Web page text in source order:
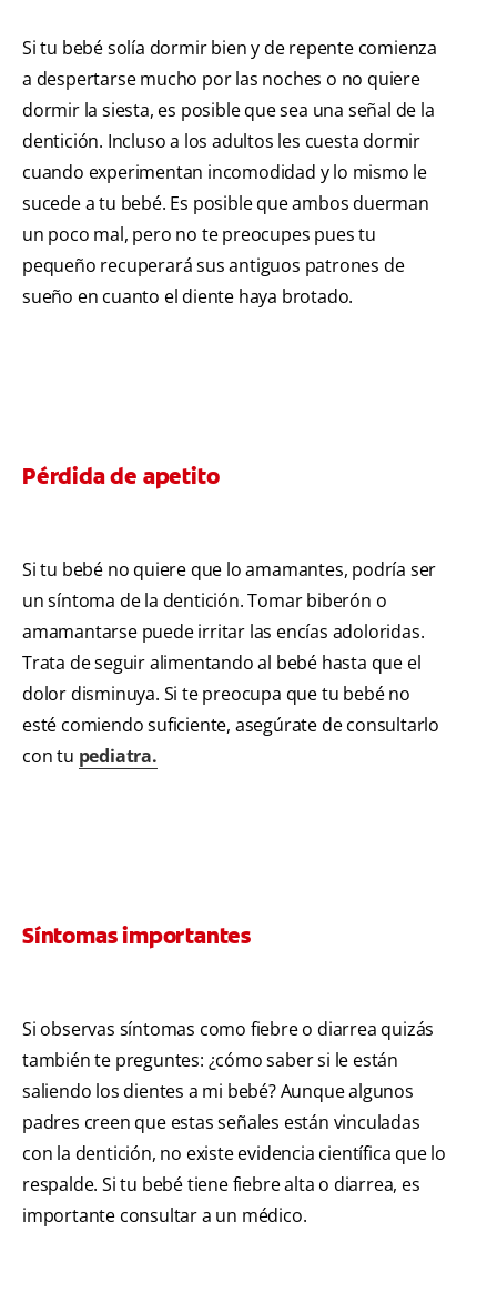
Si tu bebé solía dormir bien y de repente comienza
a despertarse mucho por las noches o no quiere
dormir la siesta, es posible que sea una señal de la
dentición. Incluso a los adultos les cuesta dormir
cuando experimentan incomodidad y lo mismo le
sucede a tu bebé. Es posible que ambos duerman
un poco mal, pero no te preocupes pues tu
pequeño recuperará sus antiguos patrones de
sueño en cuanto el diente haya brotado.
Pérdida de apetito
Si tu bebé no quiere que lo amamantes, podría ser
un síntoma de la dentición. Tomar biberón o
amamantarse puede irritar las encías adoloridas.
Trata de seguir alimentando al bebé hasta que el
dolor disminuya. Si te preocupa que tu bebé no
esté comiendo suficiente, asegúrate de consultarlo
con tu pediatra.
Síntomas importantes
Si observas síntomas como fiebre o diarrea quizás
también te preguntes: ¿cómo saber si le están
saliendo los dientes a mi bebé? Aunque algunos
padres creen que estas señales están vinculadas
con la dentición, no existe evidencia científica que lo
respalde. Si tu bebé tiene fiebre alta o diarrea, es
importante consultar a un médico.